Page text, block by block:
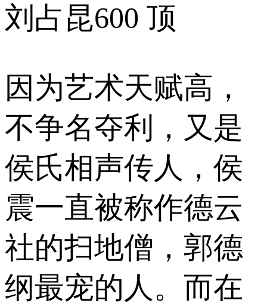
刘占昆600 顶
因为艺术天赋高，
不争名夺利，又是
侯氏相声传人，侯
震一直被称作德云
社的扫地僧，郭德
纲最宠的人。而在